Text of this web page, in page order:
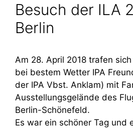
Besuch der ILA
Berlin
Am 28. April 2018 trafen
bei bestem Wetter IPA
der IPA Vbst. Anklam) mit
Ausstellungsgelände des
Berlin-Schönefeld.
Es war ein schöner Tag und